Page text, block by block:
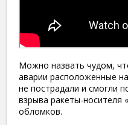
Можно назвать чудом,
аварии расположенные
не пострадали и смогли
взрыва ракеты-носителя
обломков.